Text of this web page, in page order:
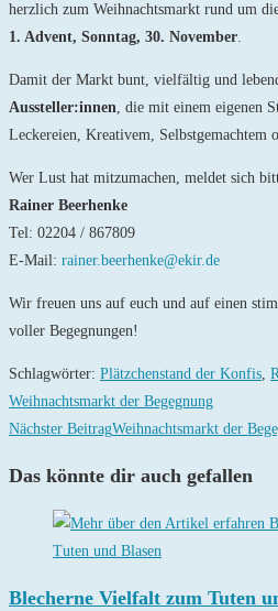
herzlich zum Weihnachtsmarkt rund um
1. Advent, Sonntag, 30. November.
Damit der Markt bunt, vielfältig und
Aussteller:innen, die mit einem eigenen
Leckereien, Kreativem, Selbstgemachtem
Wer Lust hat mitzumachen, meldet sich
Rainer Beerhenke
Tel: 02204 / 867809
E-Mail: rainer.beerhenke@ekir.de
Wir freuen uns auf euch und auf einen
voller Begegnungen!
Schlagwörter: Plätzchenstand der Konfis,
Weihnachtsmarkt der Begegnung
Weitere
Nächster BeitragWeihnachtsmarkt der
Das könnte dir auch gefallen
Blecherne Vielfalt zum Tuten